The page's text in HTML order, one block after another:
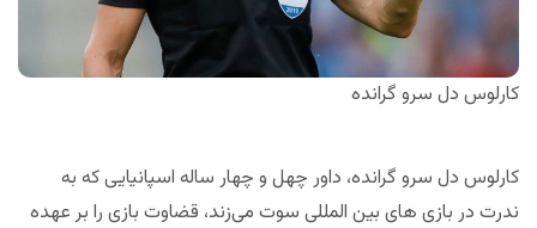
کارلوس دل سرو گرانده
کارلوس دل سرو گرانده، داور چهل و چهار ساله اسپانیایی که به
ندرت در بازی های بین المللی سوت می‌زند، قضاوت بازی را بر عهده